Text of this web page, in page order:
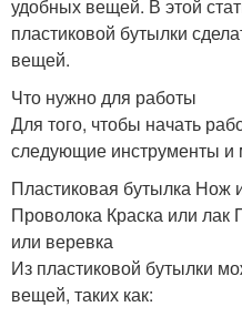
удобных вещей. В этой
пластиковой бутылки
вещей.
Что нужно для работы
Для того, чтобы начать
следующие инструменты и
Пластиковая бутылка Нож
Проволока Краска или
или веревка
Из пластиковой бутылки
вещей, таких как: